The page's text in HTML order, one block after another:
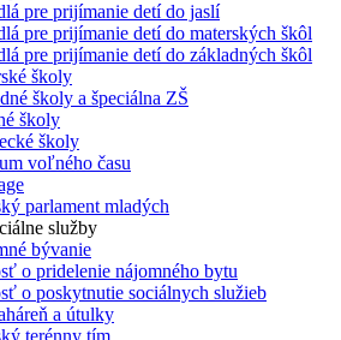
pre prijímanie detí do jaslí
pre prijímanie detí do materských škôl
pre prijímanie detí do základných škôl
školy
školy a špeciálna ZŠ
školy
školy
voľného času
parlament mladých
služby
bývanie
o pridelenie nájomného bytu
o poskytnutie sociálnych služieb
a útulky
terénny tím